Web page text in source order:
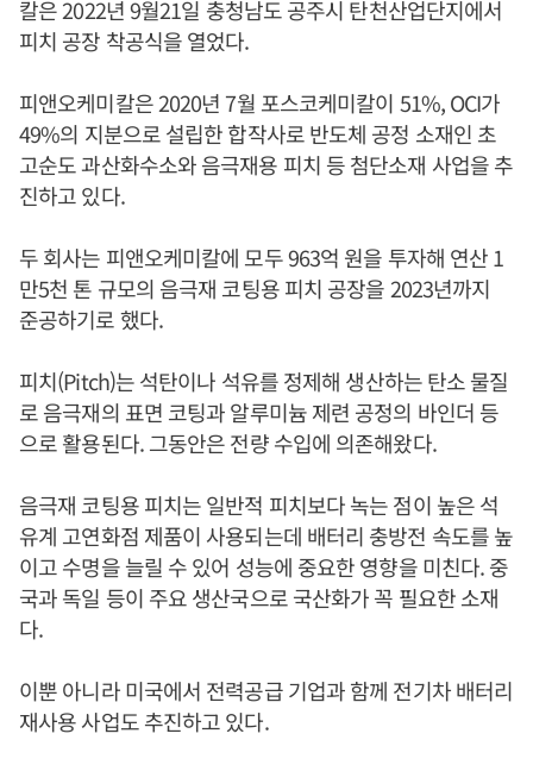
칼은 2022년 9월21일 충청남도 공주시 탄천산업단지에서
피치 공장 착공식을 열었다.
피앤오케미칼은 2020년 7월 포스코케미칼이 51%, OCI가
49%의 지분으로 설립한 합작사로 반도체 공정 소재인 초
고순도 과산화수소와 음극재용 피치 등 첨단소재 사업을 추
진하고 있다.
두 회사는 피앤오케미칼에 모두 963억 원을 투자해 연산 1
만5천 톤 규모의 음극재 코팅용 피치 공장을 2023년까지
준공하기로 했다.
피치(Pitch)는 석탄이나 석유를 정제해 생산하는 탄소 물질
로 음극재의 표면 코팅과 알루미늄 제련 공정의 바인더 등
으로 활용된다. 그동안은 전량 수입에 의존해왔다.
음극재 코팅용 피치는 일반적 피치보다 녹는 점이 높은 석
유계 고연화점 제품이 사용되는데 배터리 충방전 속도를 높
이고 수명을 늘릴 수 있어 성능에 중요한 영향을 미친다. 중
국과 독일 등이 주요 생산국으로 국산화가 꼭 필요한 소재
다.
이뿐 아니라 미국에서 전력공급 기업과 함께 전기차 배터리
재사용 사업도 추진하고 있다.